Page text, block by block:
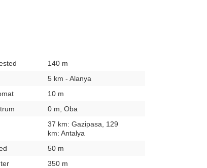
140 m
5 km - Alanya
10 m
0 m, Oba
37 km: Gazipasa, 129
km: Antalya
50 m
350 m